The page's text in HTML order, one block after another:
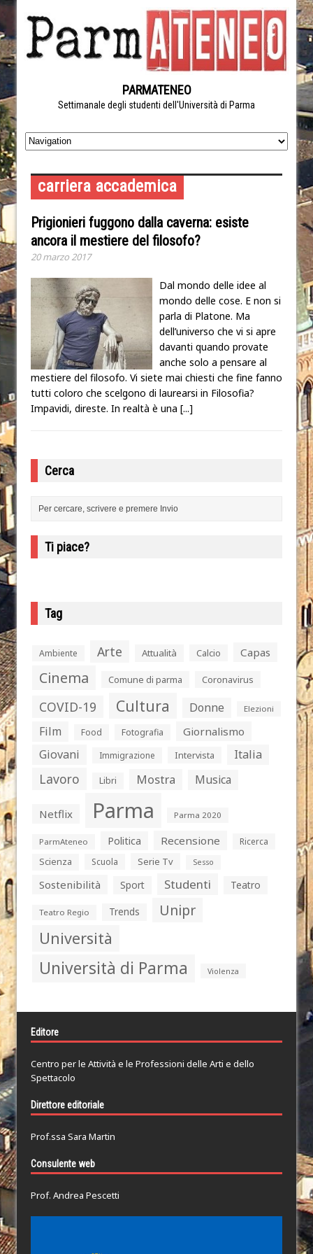
PARMATENEO
Settimanale degli studenti dell'Università di Parma
carriera accademica
Prigionieri fuggono dalla caverna: esiste
ancora il mestiere del filosofo?
20 marzo 2017
Dal mondo delle idee al
mondo delle cose. E non si
parla di Platone. Ma
dell’universo che vi si apre
davanti quando provate
anche solo a pensare al
mestiere del filosofo. Vi siete mai chiesti che fine fanno
tutti coloro che scelgono di laurearsi in Filosofia?
Impavidi, direste. In realtà è una [...]
Cerca
Ti piace?
Tag
Ambiente Arte Attualità Calcio Capas
Cinema Comune di parma Coronavirus
COVID-19 Cultura Donne Elezioni
Film Food Fotografia Giornalismo
Giovani Immigrazione Intervista Italia
Lavoro Libri Mostra Musica
Netflix Parma Parma 2020
ParmAteneo Politica Recensione
Ricerca
Scienza
Scuola Serie Tv Sesso
Sostenibilità Sport Studenti Teatro
Teatro Regio Trends Unipr
Università
Università di Parma Violenza
Editore
Centro per le Attività e le Professioni delle Arti e dello
Spettacolo
Direttore editoriale
Prof.ssa Sara Martin
Consulente web
Prof. Andrea Pescetti